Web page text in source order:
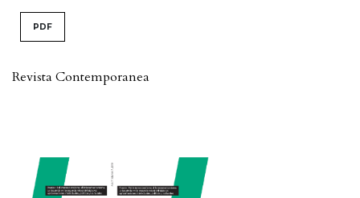
PDF
Revista Contemporanea